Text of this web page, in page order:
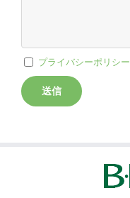
プライバシーポリシー